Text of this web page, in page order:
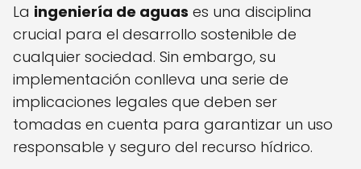
La ingeniería de aguas es una disciplina
crucial para el desarrollo sostenible de
cualquier sociedad. Sin embargo, su
implementación conlleva una serie de
implicaciones legales que deben ser
tomadas en cuenta para garantizar un uso
responsable y seguro del recurso hídrico.